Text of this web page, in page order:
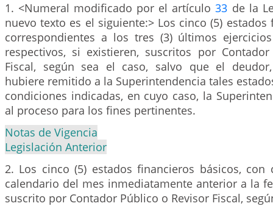
1. <Numeral modificado por el artículo33 de la
nuevo texto es el siguiente:> Los cinco (5) estados
correspondientes a los tres (3) últimos
respectivos, si existieren, suscritos por
Fiscal, según sea el caso, salvo que el
hubiere remitido a la Superintendencia tales
condiciones indicadas, en cuyo caso, la
al proceso para los fines pertinentes.
Notas de Vigencia
Legislación Anterior
2. Los cinco (5) estados financieros básicos,
calendario del mes inmediatamente anterior a la
suscrito por Contador Público o Revisor Fiscal,